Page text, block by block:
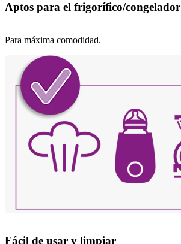
Aptos para el frigorífico/congelador
Para máxima comodidad.
Fácil de usar y limpiar